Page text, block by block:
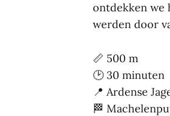
ontdekken we
werden door
📏 500 m
🕑 30 minuten
📍 Ardense
🏁